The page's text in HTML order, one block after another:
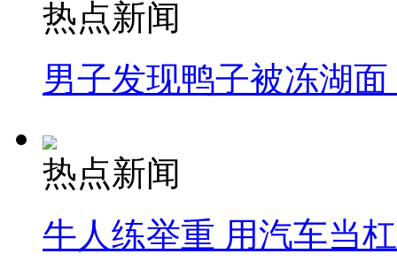
热点新闻
男子发现鸭子被冻湖
热点新闻
牛人练举重 用汽车当